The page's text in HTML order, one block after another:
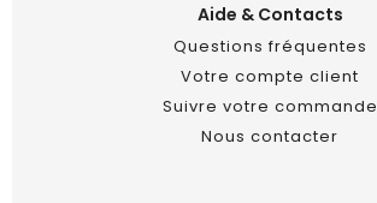
Aide & Contacts
Questions fréquentes
Votre compte client
Suivre votre commande
Nous contacter